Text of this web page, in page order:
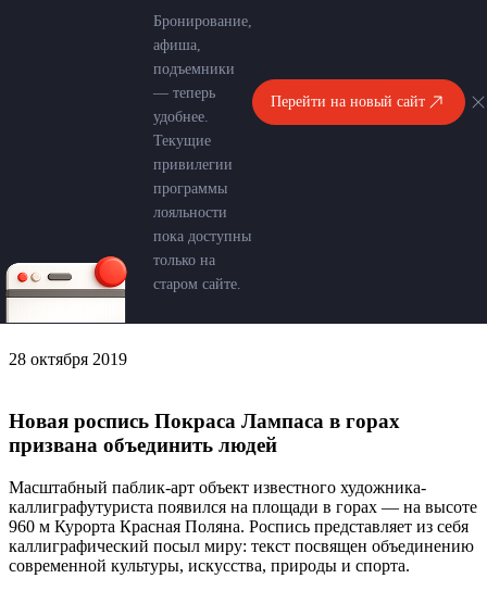
Бронирование,
афиша,
подъемники
— теперь
удобнее.
Текущие
привилегии
программы
лояльности
пока доступны
только на
старом сайте.
Перейти на новый сайт
28 октября 2019
Новая роспись Покраса Лампаса в горах
призвана объединить людей
Масштабный паблик-арт объект известного художника-
каллиграфутуриста появился на площади в горах — на высоте
960 м Курорта Красная Поляна. Роспись представляет из себя
каллиграфический посыл миру: текст посвящен объединению
современной культуры, искусства, природы и спорта.